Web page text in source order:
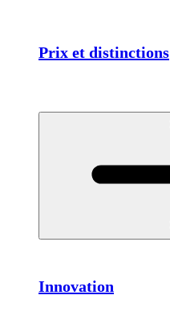
Prix et distinctions
Innovation